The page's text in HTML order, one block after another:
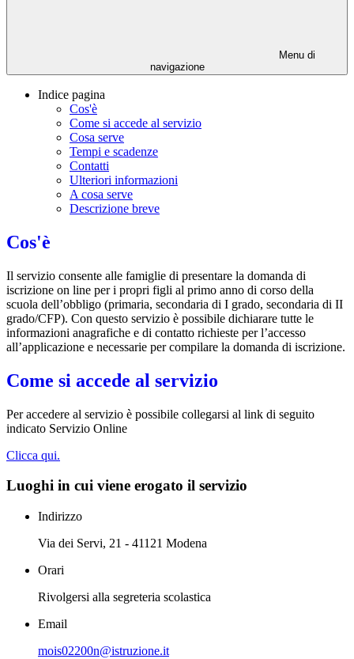
Menu di
navigazione
Indice pagina
Cos'è
Come si accede al servizio
Cosa serve
Tempi e scadenze
Contatti
Ulteriori informazioni
A cosa serve
Descrizione breve
Cos'è
Il servizio consente alle famiglie di presentare la domanda di
iscrizione on line per i propri figli al primo anno di corso della
scuola dell’obbligo (primaria, secondaria di I grado, secondaria di II
grado/CFP). Con questo servizio è possibile dichiarare tutte le
informazioni anagrafiche e di contatto richieste per l’accesso
all’applicazione e necessarie per compilare la domanda di iscrizione.
Come si accede al servizio
Per accedere al servizio è possibile collegarsi al link di seguito
indicato Servizio Online
Clicca qui.
Luoghi in cui viene erogato il servizio
Indirizzo
Via dei Servi, 21 - 41121 Modena
Orari
Rivolgersi alla segreteria scolastica
Email
mois02200n@istruzione.it